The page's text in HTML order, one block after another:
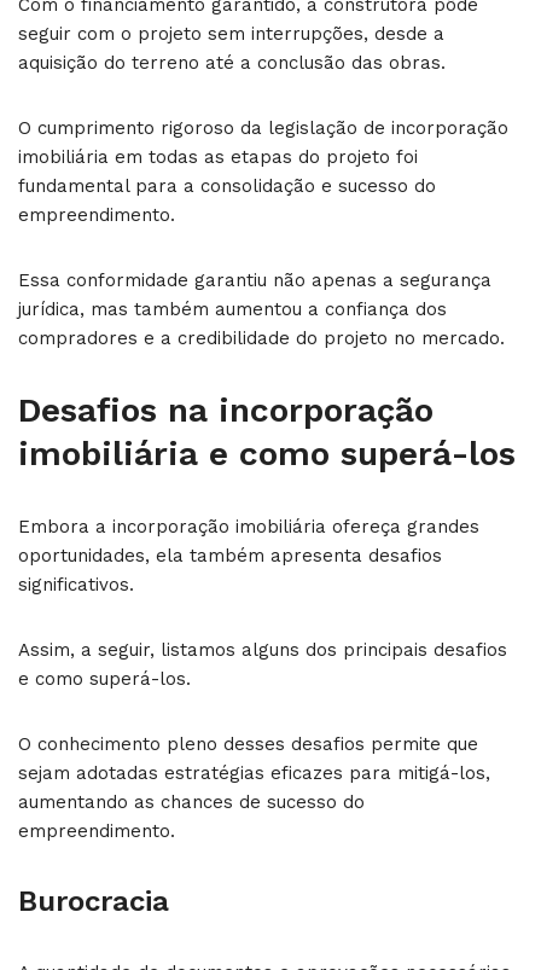
Com o financiamento garantido, a construtora pôde
seguir com o projeto sem interrupções, desde a
aquisição do terreno até a conclusão das obras.
O cumprimento rigoroso da legislação de incorporação
imobiliária em todas as etapas do projeto foi
fundamental para a consolidação e sucesso do
empreendimento.
Essa conformidade garantiu não apenas a segurança
jurídica, mas também aumentou a confiança dos
compradores e a credibilidade do projeto no mercado.
Desafios na incorporação
imobiliária e como superá-los
Embora a incorporação imobiliária ofereça grandes
oportunidades, ela também apresenta desafios
significativos.
Assim, a seguir, listamos alguns dos principais desafios
e como superá-los.
O conhecimento pleno desses desafios permite que
sejam adotadas estratégias eficazes para mitigá-los,
aumentando as chances de sucesso do
empreendimento.
Burocracia